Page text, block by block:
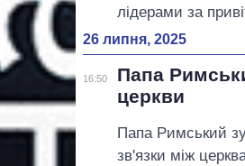
лідерами за
26 липня, 2025
16:50
Папа
церкви
Папа Римський
зв'язки між